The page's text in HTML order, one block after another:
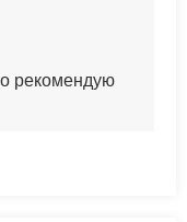
рекомендую